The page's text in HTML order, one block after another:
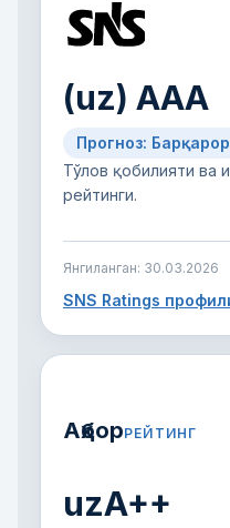
(uz) AAA
Прогноз: Барқарор
Тўлов қобилияти ва
рейтинги.
Янгиланган: 30.03.2026
SNS Ratings
АҳборРЕЙТИНГ
uzA++